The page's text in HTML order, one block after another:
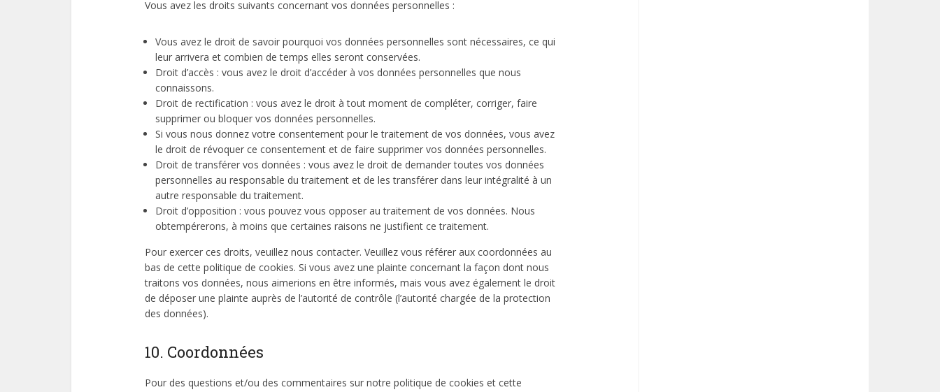
Vous avez les droits suivants concernant vos données personnelles :
Vous avez le droit de savoir pourquoi vos données personnelles sont nécessaires, ce qui
leur arrivera et combien de temps elles seront conservées.
Droit d’accès : vous avez le droit d’accéder à vos données personnelles que nous
connaissons.
Droit de rectification : vous avez le droit à tout moment de compléter, corriger, faire
supprimer ou bloquer vos données personnelles.
Si vous nous donnez votre consentement pour le traitement de vos données, vous avez
le droit de révoquer ce consentement et de faire supprimer vos données personnelles.
Droit de transférer vos données : vous avez le droit de demander toutes vos données
personnelles au responsable du traitement et de les transférer dans leur intégralité à un
autre responsable du traitement.
Droit d’opposition : vous pouvez vous opposer au traitement de vos données. Nous
obtempérerons, à moins que certaines raisons ne justifient ce traitement.
Pour exercer ces droits, veuillez nous contacter. Veuillez vous référer aux coordonnées au
bas de cette politique de cookies. Si vous avez une plainte concernant la façon dont nous
traitons vos données, nous aimerions en être informés, mais vous avez également le droit
de déposer une plainte auprès de l’autorité de contrôle (l’autorité chargée de la protection
des données).
10. Coordonnées
Pour des questions et/ou des commentaires sur notre politique de cookies et cette